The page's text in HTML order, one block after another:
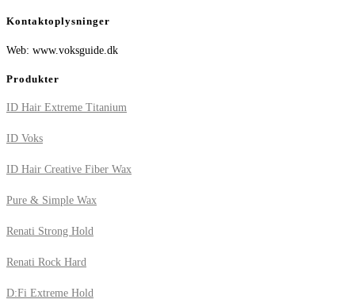
Kontaktoplysninger
Web: www.voksguide.dk
Produkter
ID Hair Extreme Titanium
ID Voks
ID Hair Creative Fiber Wax
Pure & Simple Wax
Renati Strong Hold
Renati Rock Hard
D:Fi Extreme Hold